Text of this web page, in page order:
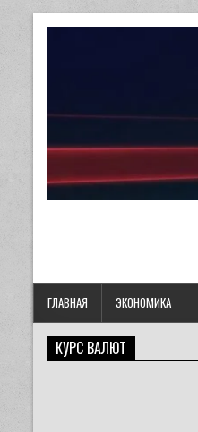
ГЛАВНАЯ ЭКОНОМИКА
КУРС ВАЛЮТ